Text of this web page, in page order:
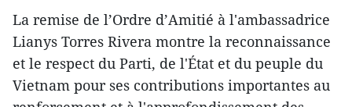
La remise de l’Ordre d’Amitié à l'ambassadrice
Lianys Torres Rivera montre la reconnaissance
et le respect du Parti, de l'État et du peuple du
Vietnam pour ses contributions importantes au